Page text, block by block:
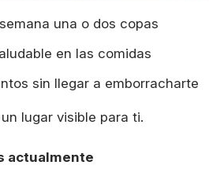
una o dos copas
en las comidas
sin llegar a emborracharte
lugar visible para ti.
actualmente